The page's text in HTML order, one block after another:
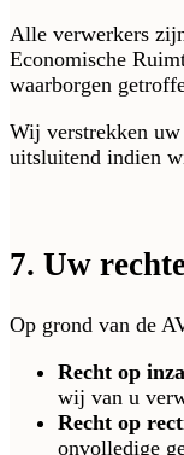
Alle verwerkers
Economische
waarborgen
Wij verstrekken uw
uitsluitend indien
7. Uw
Op grond van de
Recht op
wij van u
Recht op
onvolledige